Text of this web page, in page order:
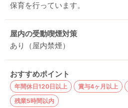
保育を行っています。
屋内の受動喫煙対策
あり（屋内禁煙）
おすすめポイント
年間休日120日以上 賞与4ヶ月以上
残業5時間以内